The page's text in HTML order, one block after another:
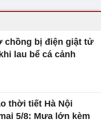
chồng bị điện giật tử
lau bể cá cảnh
thời tiết Hà Nội
5/8: Mưa lớn kèm